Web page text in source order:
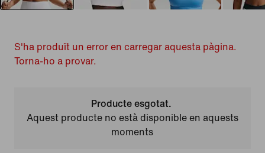
S'ha produït un error en carregar aquesta pàgina.
Torna-ho a provar.
Producte esgotat.
Aquest producte no està disponible en aquests
moments